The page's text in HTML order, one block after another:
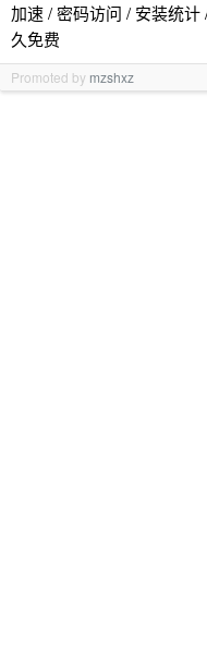
加速 / 密码访问 / 安装统
久免费
Promoted by mzshxz